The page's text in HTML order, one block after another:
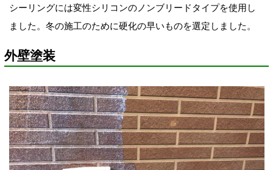
シーリングには変性シリコンのノンブリードタイプを使用し
ました。冬の施工のために硬化の早いものを選定しました。
外壁塗装